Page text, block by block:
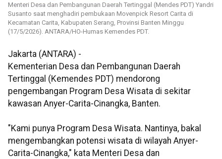
Menteri Desa dan Pembangunan Daerah Tertinggal (Mendes PDT) Yandri
Susanto saat menghadiri pembukaan Movenpick Resort Carita di
Kecamatan Carita, Kabupaten Serang, Provinsi Banten Minggu
(17/5/2026). ANTARA/HO-Humas Kemendes PDT.
Jakarta (ANTARA) -
Kementerian Desa dan Pembangunan Daerah
Tertinggal (Kemendes PDT) mendorong
pengembangan Program Desa Wisata di sekitar
kawasan Anyer-Carita-Cinangka, Banten.
"Kami punya Program Desa Wisata. Nantinya, bakal
mengembangkan potensi wisata di wilayah Anyer-
Carita-Cinangka," kata Menteri Desa dan